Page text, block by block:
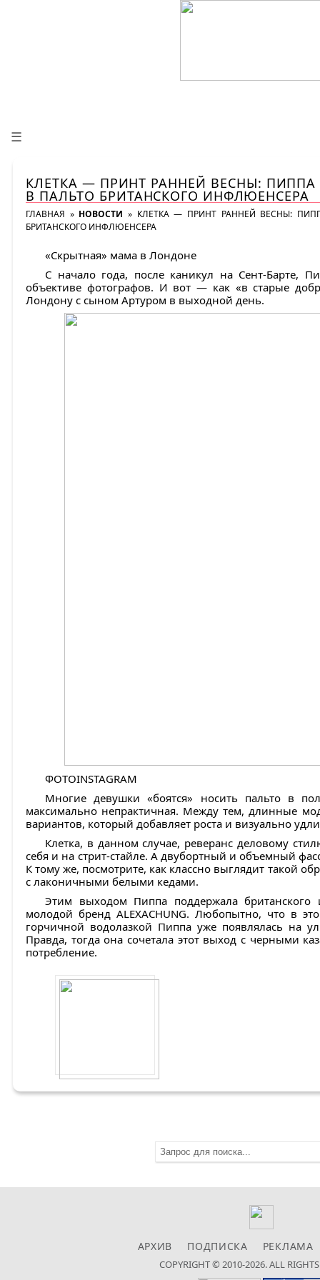
☰
КЛЕТКА — ПРИНТ РАННЕЙ ВЕСНЫ:
В ПАЛЬТО БРИТАНСКОГО ИНФЛЮЕНСЕРА
ГЛАВНАЯ » НОВОСТИ » КЛЕТКА — ПРИНТ РАННЕЙ ВЕСНЫ:
БРИТАНСКОГО ИНФЛЮЕНСЕРА
«Скрытная» мама в Лондоне
С начало года, после каникул на Сент-Барте,
объективе фотографов. И вот — как «в старые
Лондону с сыном Артуром в выходной день.
ФОТОINSTAGRAM
Многие девушки «боятся» носить пальто в
максимально непрактичная. Между тем, длинные
вариантов, который добавляет роста и визуально
Клетка, в данном случае, реверанс деловому
себя и на стрит-стайле. А двубортный и объемный
К тому же, посмотрите, как классно выглядит такой
с лаконичными белыми кедами.
Этим выходом Пиппа поддержала
молодой бренд ALEXACHUNG. Любопытно, что в
горчичной водолазкой Пиппа уже появлялась на
Правда, тогда она сочетала этот выход с черными
потребление.
АРХИВ ПОДПИСКА РЕКЛАМА
COPYRIGHT © 2010-2026. ALL RIGHTS